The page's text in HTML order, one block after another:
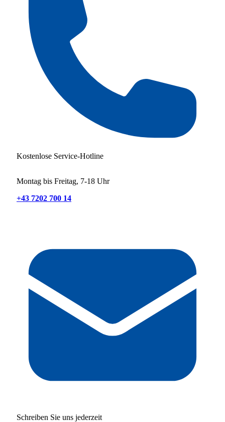
Kostenlose Service-Hotline
Montag bis Freitag, 7-18 Uhr
+43 7202 700 14
Schreiben Sie uns jederzeit